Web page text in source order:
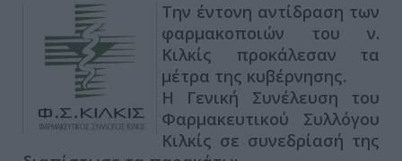
Την έντονη αντίδραση των
φαρμακοποιών του ν.
Κιλκίς προκάλεσαν τα
μέτρα της κυβέρνησης.
Η Γενική Συνέλευση του
Φαρμακευτικού Συλλόγου
Κιλκίς σε συνεδρίασή της